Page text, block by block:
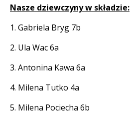
Treść
Nasze dziewczyny w składzie:
1. Gabriela Bryg 7b
2. Ula Wac 6a
3. Antonina Kawa 6a
4. Milena Tutko 4a
5. Milena Pociecha 6b